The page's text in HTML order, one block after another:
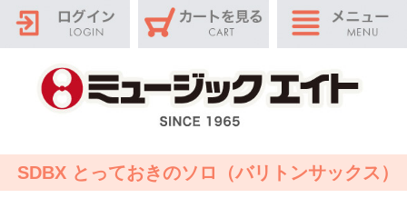
SDBX とっておきのソロ（バリトンサックス）